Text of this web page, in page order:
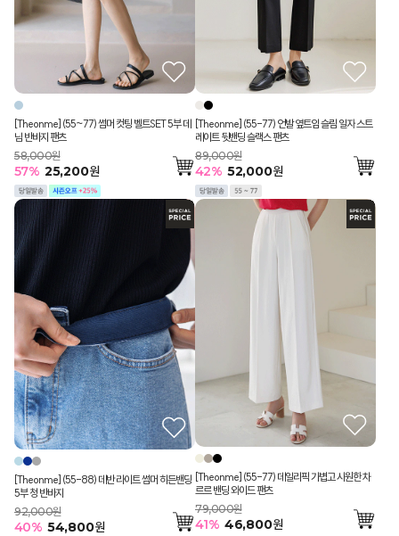
[Theonme] (55~77) 썸머 컷팅 벨트SET 5부 데
님 반바지 팬츠
58,000원
57% 25,200원
[Theonme] (55-77) 언발 옆트임 슬림 일자 스트
레이트 뒷밴딩 슬랙스 팬츠
89,000원
42% 52,000원
[Theonme] (55-88) 데반 라이트 썸머 히든밴딩
5부 청 반바지
92,000원
40% 54,800원
[Theonme] (55-77) 데일리픽 가볍고 시원한 차
르르 밴딩 와이드 팬츠
79,000원
41% 46,800원